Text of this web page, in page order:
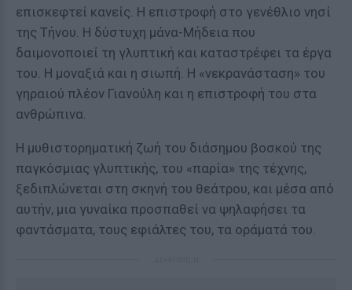
επισκεφτεί κανείς. Η επιστροφή στο γενέθλιο νησί
της Τήνου. Η δύστυχη μάνα-Μήδεια που
δαιμονοποιεί τη γλυπτική και καταστρέφει τα έργα
του. Η μοναξιά και η σιωπή. Η «νεκρανάσταση» του
γηραιού πλέον Γιανούλη και η επιστροφή του στα
ανθρώπινα.
Η μυθιστορηματική ζωή του διάσημου βοσκού της
παγκόσμιας γλυπτικής, του «παρία» της τέχνης,
ξεδιπλώνεται στη σκηνή του θεάτρου, και μέσα από
αυτήν, μια γυναίκα προσπαθεί να ψηλαφήσει τα
φαντάσματα, τους εφιάλτες του, τα οράματά του.